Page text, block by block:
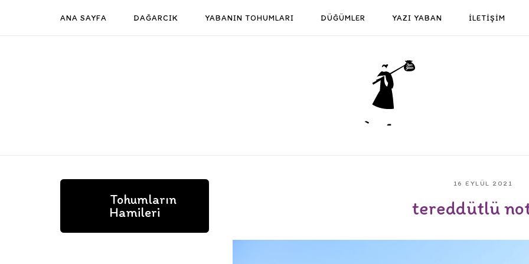
ANA SAYFA DAĞARCIK YABANIN TOHUMLARI DÜĞÜMLER YAZI YABAN İLETİŞİM
Home
16 EYLÜL 2021
tereddütlü
Tohumların
Hamileri